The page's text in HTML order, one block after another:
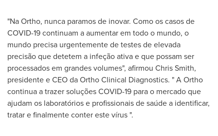
"Na Ortho, nunca paramos de inovar. Como os casos de
COVID-19 continuam a aumentar em todo o mundo, o
mundo precisa urgentemente de testes de elevada
precisão que detetem a infeção ativa e que possam ser
processados em grandes volumes", afirmou Chris Smith,
presidente e CEO da Ortho Clinical Diagnostics. " A Ortho
continua a trazer soluções COVID-19 para o mercado que
ajudam os laboratórios e profissionais de saúde a identificar,
tratar e finalmente conter este vírus ".